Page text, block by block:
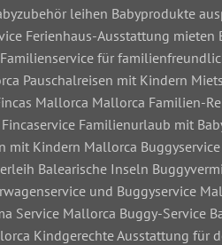
leihen Babyprodukte
Ferienhaus-Ausstattung
für
Pauschalreisen mit Kindern
Mallorca Mallorca Familien-
Familienurlaub mit
Kindern Mallorca
Balearische Inseln
und Buggyservice
Service Mallorca Buggy-Service
Kindgerechte Ausstattung für